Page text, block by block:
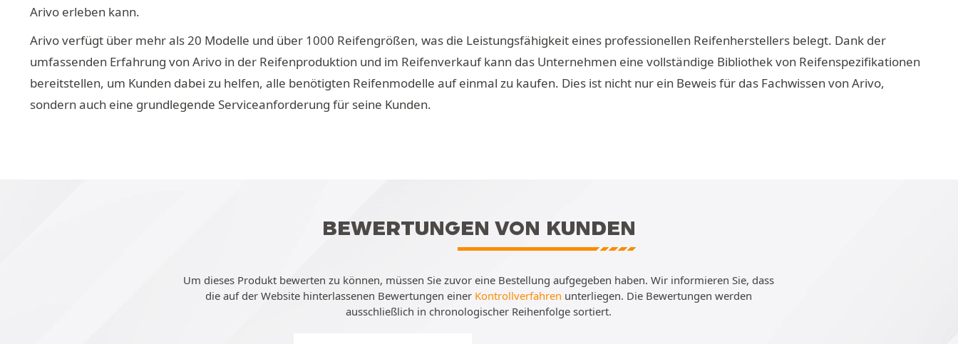
Arivo erleben kann.
Arivo verfügt über mehr als 20 Modelle und über 1000 Reifengrößen, was die Leistungsfähigkeit eines professionellen Reifenherstellers belegt. Dank der
umfassenden Erfahrung von Arivo in der Reifenproduktion und im Reifenverkauf kann das Unternehmen eine vollständige Bibliothek von Reifenspezifikationen
bereitstellen, um Kunden dabei zu helfen, alle benötigten Reifenmodelle auf einmal zu kaufen. Dies ist nicht nur ein Beweis für das Fachwissen von Arivo,
sondern auch eine grundlegende Serviceanforderung für seine Kunden.
BEWERTUNGEN VON KUNDEN
Um dieses Produkt bewerten zu können, müssen Sie zuvor eine Bestellung aufgegeben haben. Wir informieren Sie, dass
die auf der Website hinterlassenen Bewertungen einer Kontrollverfahren unterliegen. Die Bewertungen werden
ausschließlich in chronologischer Reihenfolge sortiert.